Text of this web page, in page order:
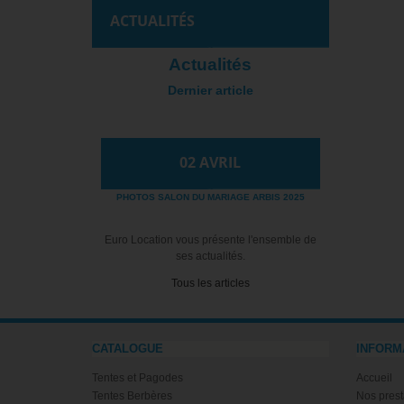
ACTUALITÉS
Actualités
Dernier article
02AVRIL
PHOTOS SALON DU MARIAGE ARBIS 2025
Euro Location vous présente l'ensemble de
ses actualités.
Tous les articles
CATALOGUE
Tentes et Pagodes
Tentes Berbères
Accueil
Nos